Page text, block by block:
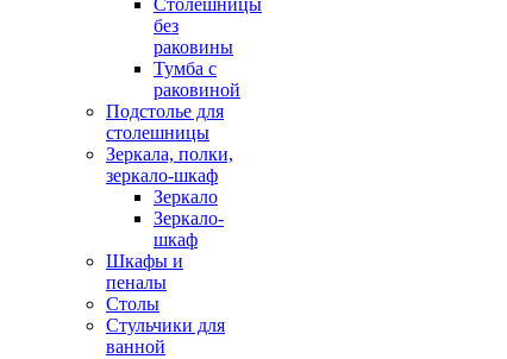
Столешницы
без
раковины
Тумба с
раковиной
Подстолье для
столешницы
Зеркала, полки,
зеркало-шкаф
Зеркало
Зеркало-
шкаф
Шкафы и
пеналы
Столы
Стульчики для
ванной